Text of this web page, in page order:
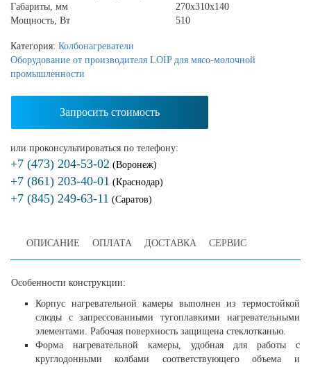
Габариты, мм
270х310х140
Мощность, Вт
510
Категория: Колбонагреватели
Оборудование от производителя LOIP для мясо-молочной
промышленности
Запросить стоимость
или проконсультироваться по телефону:
+7 (473) 204-53-02 (Воронеж)
+7 (861) 203-40-01 (Краснодар)
+7 (845) 249-63-11 (Саратов)
ОПИСАНИЕ ОПЛАТА ДОСТАВКА СЕРВИС
Особенности конструкции:
Корпус нагревательной камеры выполнен из термостойкой
слюды с запрессованными тугоплавкими нагревательными
элементами. Рабочая поверхность защищена стеклотканью.
Форма нагревательной камеры, удобная для работы с
круглодонными колбами соответствующего объема и